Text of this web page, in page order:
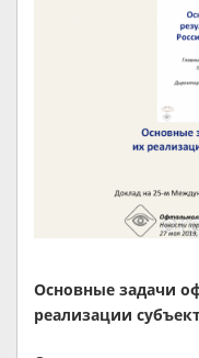
Основные задачи
реализации